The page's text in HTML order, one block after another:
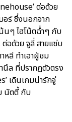
ต่อด้วย
อร์ ซึ่งนอกจาก
นๆ ไฮโน้ตฉ่ำๆ กับ
อด้วย จูลี่ สายแซ่บ
หลี ทำเอาผู้ชม
นึล ที่ปรากฏตัวตรง
เดินเกมน่ารักจู่
นัตตี้ กับ